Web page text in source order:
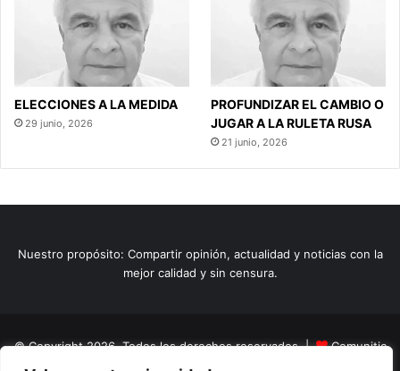
ELECCIONES A LA MEDIDA
29 junio, 2026
PROFUNDIZAR EL CAMBIO O
JUGAR A LA RULETA RUSA
21 junio, 2026
Nuestro propósito: Compartir opinión, actualidad y noticias con la
mejor calidad y sin censura.
© Copyright 2026, Todos los derechos reservados |
Comunitic